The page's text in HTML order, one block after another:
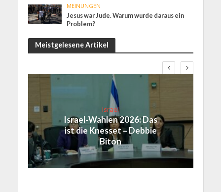
MEINUNGEN
Jesus war Jude. Warum wurde daraus ein
Problem?
Meistgelesene Artikel
Israel
Israel-Wahlen 2026: Das
ist die Knesset – Debbie
Biton